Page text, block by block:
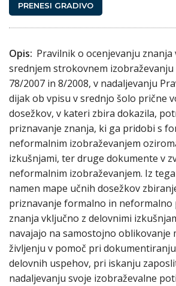
PRENESI GRADIVO
Opis: Pravilnik o ocenjevanju znanja
srednjem strokovnem izobraževanju
78/2007 in 8/2008, v nadaljevanju
dijak ob vpisu v srednjo šolo prične
dosežkov, v kateri zbira dokazila,
priznavanje znanja, ki ga pridobi s
neformalnim izobraževanjem
izkušnjami, ter druge dokumente v
neformalnim izobraževanjem. Iz
namen mape učnih dosežkov
priznavanje formalno in neformalno
znanja vključno z delovnimi
navajajo na samostojno oblikovanje
življenju v pomoč pri
delovnih uspehov, pri iskanju
nadaljevanju svoje izobraževalne